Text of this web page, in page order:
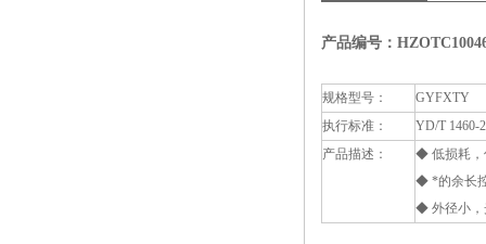
产品编号：
规格型号：
GYFXTY
执行标准：
YD/T 1460-
产品描述：
◆ 低损耗，
◆ *的余长
◆ 外径小，